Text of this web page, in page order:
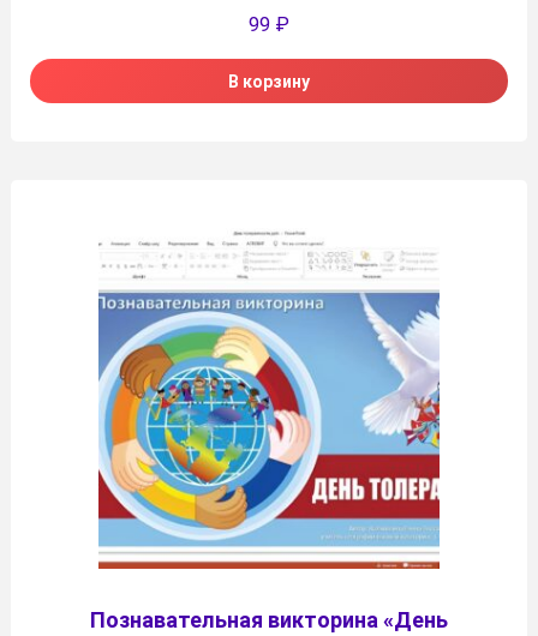
99 ₽
В корзину
Познавательная викторина «День